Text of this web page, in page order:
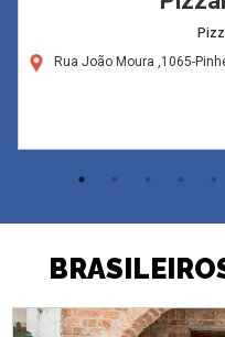
Rua João Moura ,1065-